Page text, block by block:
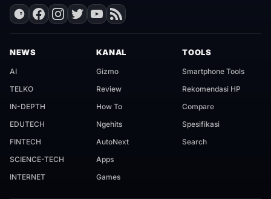
NEWS
AI
TELKO
IN-DEPTH
EDUTECH
FINTECH
SCIENCE-TECH
INTERNET
KANAL
Gizmo
Review
How To
Ngehits
AutoNext
Apps
Games
TOOLS
Smartphone Tools
Rekomendasi HP
Compare
Spesifikasi
Search